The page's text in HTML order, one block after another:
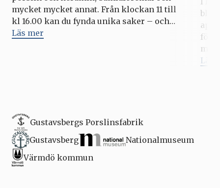
mycket mycket annat. Från klockan 11 till
kl 16.00 kan du fynda unika saker – och
kanske göra ett bra klipp? Hela
Läs mer
Läs
Gustavsbergs Porslinsfabrik
Gustavsberg
Nationalmuseum
Värmdö kommun